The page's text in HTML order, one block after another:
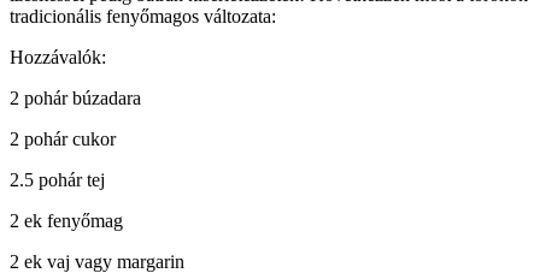
tradicionális fenyőmagos változata:
Hozzávalók:
2 pohár búzadara
2 pohár cukor
2.5 pohár tej
2 ek fenyőmag
2 ek vaj vagy margarin